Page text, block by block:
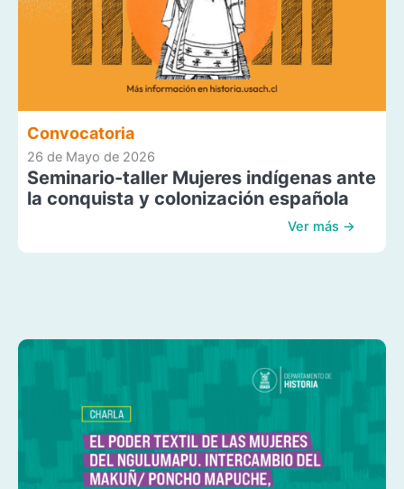
Convocatoria
26 de Mayo de 2026
Seminario-taller Mujeres indígenas ante
la conquista y colonización española
Ver más →